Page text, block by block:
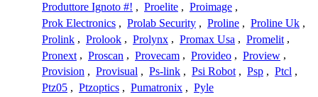
Produttore Ignoto #! , Proelite , Proimage ,
Prok Electronics , Prolab Security , Proline , Proline Uk ,
Prolink , Prolook , Prolynx , Promax Usa , Promelit ,
Pronext , Proscan , Provecam , Provideo , Proview ,
Provision , Provisual , Ps-link , Psi Robot , Psp , Ptcl ,
Ptz05 , Ptzoptics , Pumatronix , Pyle